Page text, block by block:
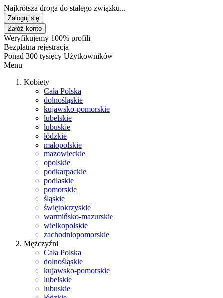
Najkrótsza droga do stałego związku...
Zaloguj się
Załóż konto
Weryfikujemy 100% profili
Bezpłatna rejestracja
Ponad 300 tysięcy Użytkowników
Menu
Kobiety
Cała Polska
dolnośląskie
kujawsko-pomorskie
lubelskie
lubuskie
łódzkie
małopolskie
mazowieckie
opolskie
podkarpackie
podlaskie
pomorskie
śląskie
świętokrzyskie
warmińsko-mazurskie
wielkopolskie
zachodniopomorskie
Mężczyźni
Cała Polska
dolnośląskie
kujawsko-pomorskie
lubelskie
lubuskie